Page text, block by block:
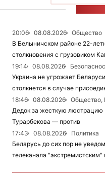
20:06 08.08.2026
Общество
В Белыничском районе 22-
столкновения с грузовиком
19:14
08.08.2026
Украина не угрожает
столкнется в случае
18:46
08.08.2026
Общество,
Дедок за жесткую люстрацию
Турарбекова — против
17:43
08.08.2026
Политика
Беларусь до сих пор не
телеканала